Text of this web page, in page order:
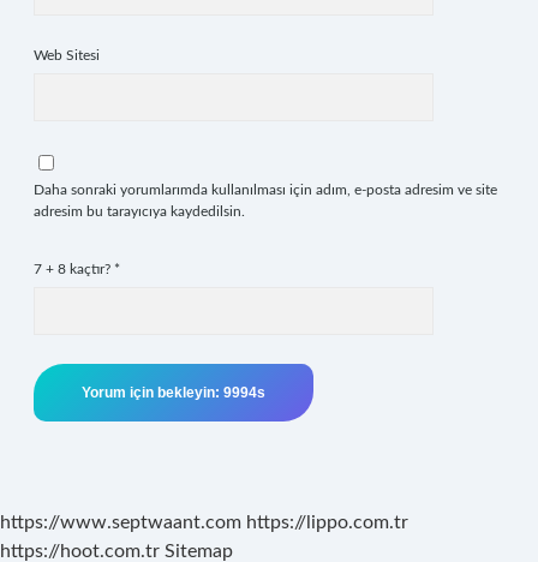
Web Sitesi
Daha sonraki yorumlarımda kullanılması için adım, e-posta adresim ve site
adresim bu tarayıcıya kaydedilsin.
7 + 8 kaçtır? *
https://www.septwaant.com https://lippo.com.tr
https://hoot.com.tr Sitemap